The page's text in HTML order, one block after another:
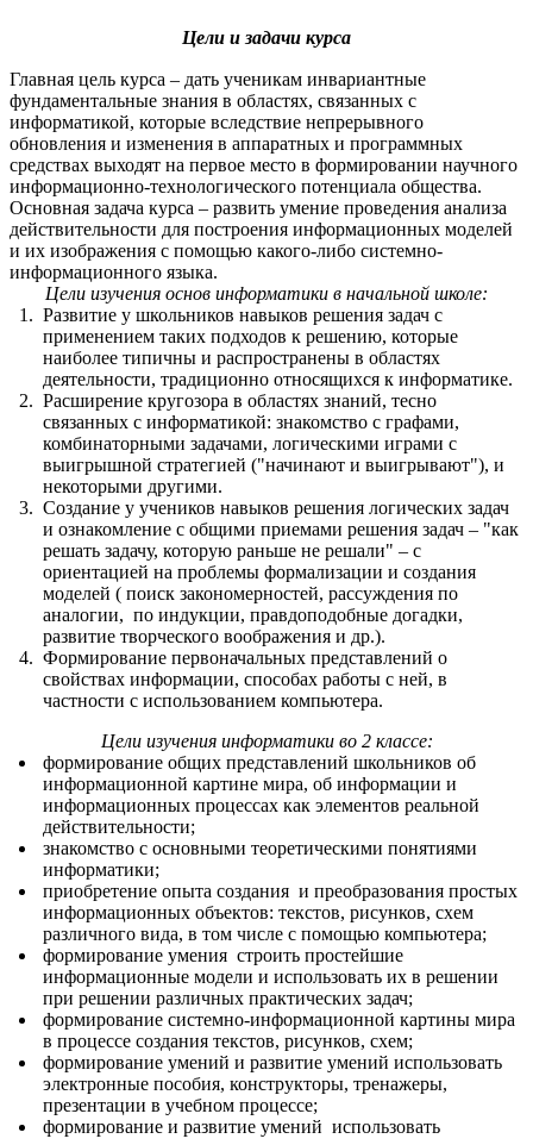
Цели и задачи курса
Главная цель курса – дать ученикам инвариантные
фундаментальные знания в областях, связанных с
информатикой, которые вследствие непрерывного
обновления и изменения в аппаратных и программных
средствах выходят на первое место в формировании научного
информационно-технологического потенциала общества.
Основная задача курса – развить умение проведения анализа
действительности для построения информационных моделей
и их изображения с помощью какого-либо системно-
информационного языка.
Цели изучения основ информатики в начальной школе:
Развитие у школьников навыков решения задач с
применением таких подходов к решению, которые
наиболее типичны и распространены в областях
деятельности, традиционно относящихся к информатике.
Расширение кругозора в областях знаний, тесно
связанных с информатикой: знакомство с графами,
комбинаторными задачами, логическими играми с
выигрышной стратегией ("начинают и выигрывают"), и
некоторыми другими.
Создание у учеников навыков решения логических задач
и ознакомление с общими приемами решения задач – "как
решать задачу, которую раньше не решали" – с
ориентацией на проблемы формализации и создания
моделей ( поиск закономерностей, рассуждения по
аналогии, по индукции, правдоподобные догадки,
развитие творческого воображения и др.).
Формирование первоначальных представлений о
свойствах информации, способах работы с ней, в
частности с использованием компьютера.
Цели изучения информатики во 2 классе:
формирование общих представлений школьников об
информационной картине мира, об информации и
информационных процессах как элементов реальной
действительности;
знакомство с основными теоретическими понятиями
информатики;
приобретение опыта создания и преобразования простых
информационных объектов: текстов, рисунков, схем
различного вида, в том числе с помощью компьютера;
формирование умения строить простейшие
информационные модели и использовать их в решении
при решении различных практических задач;
формирование системно-информационной картины мира
в процессе создания текстов, рисунков, схем;
формирование умений и развитие умений использовать
электронные пособия, конструкторы, тренажеры,
презентации в учебном процессе;
формирование и развитие умений использовать